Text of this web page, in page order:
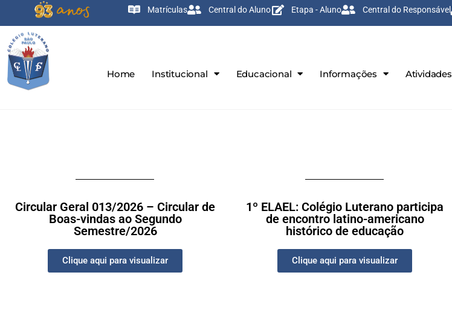
Matrículas Central do Aluno Etapa - Aluno Central do Responsável
Home Institucional Educacional Informações Atividades
Circular Geral 013/2026 – Circular de
Boas-vindas ao Segundo
Semestre/2026
Clique aqui para visualizar
1º ELAEL: Colégio Luterano participa
de encontro latino-americano
histórico de educação
Clique aqui para visualizar